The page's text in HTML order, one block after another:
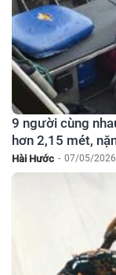
9 người cùng
hơn 2,15 mét,
Hài Hước - 07/05/